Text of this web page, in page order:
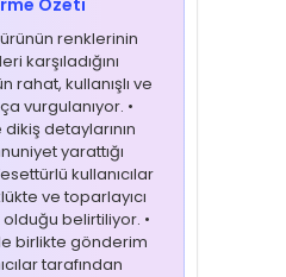
Özeti
ürünün renklerinin
karşıladığını
rahat, kullanışlı ve
vurgulanıyor. •
detaylarının
yarattığı
kullanıcılar
ve toparlayıcı
belirtiliyor. •
birlikte gönderim
tarafından